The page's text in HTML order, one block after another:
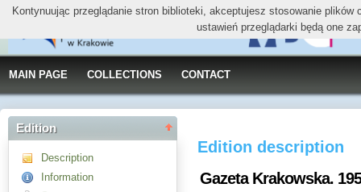
MAIN PAGE COLLECTIONS CONTACT
Edition
Description
Information
Edition description
Gazeta Krakowska.
Kontynuując przeglądanie stron biblioteki, akceptujesz stosowanie
ustawień przeglądarki będą one